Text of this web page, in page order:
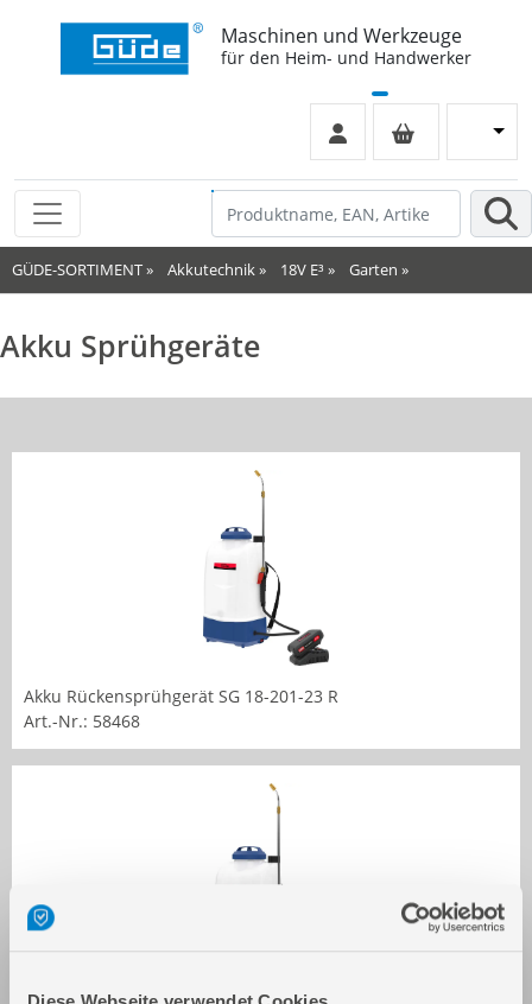
Maschinen und Werkzeuge
für den Heim- und Handwerker
GÜDE-SORTIMENT» Akkutechnik» 18V E³ » Garten »
Akku Sprühgeräte
Akku Rückensprühgerät SG 18-201-23 R
Art.-Nr.: 58468